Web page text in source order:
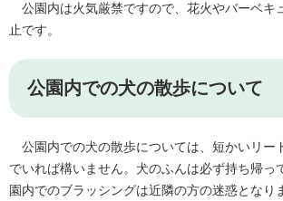
公園内は火気厳禁ですので、花火やバーベキ
止です。
公園内での犬の散歩について
公園内での犬の散歩については、短かいリー
でいれば構いません。犬のふんは必ず持ち帰っ
園内でのブラッシングは近隣の方の迷惑となり